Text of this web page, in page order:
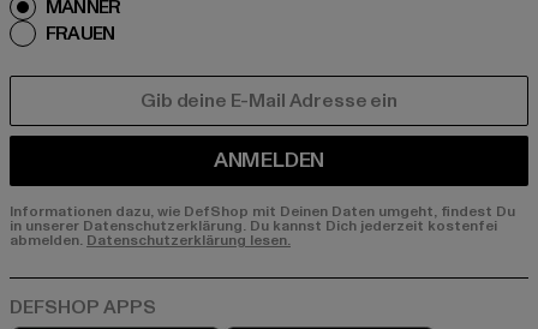
MÄNNER
FRAUEN
ANMELDEN
Informationen dazu, wie DefShop mit Deinen Daten umgeht, findest Du
in unserer Datenschutzerklärung. Du kannst Dich jederzeit kostenfei
abmelden. Datenschutzerklärung lesen.